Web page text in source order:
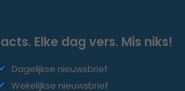
Elke dag vers. Mis niks!
Dagelijkse nieuwsbrief
Wekelijkse nieuwsbrief